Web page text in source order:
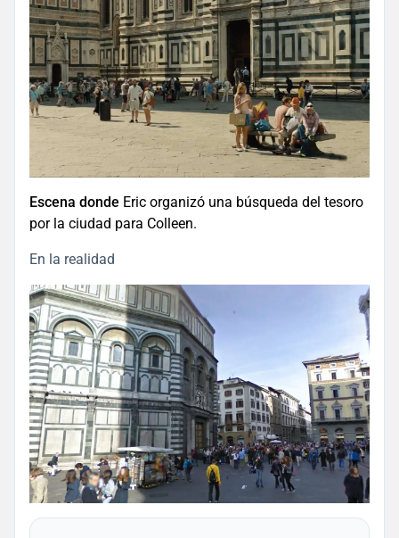
Escena donde Eric organizó una búsqueda del tesoro
por la ciudad para Colleen.
En la realidad